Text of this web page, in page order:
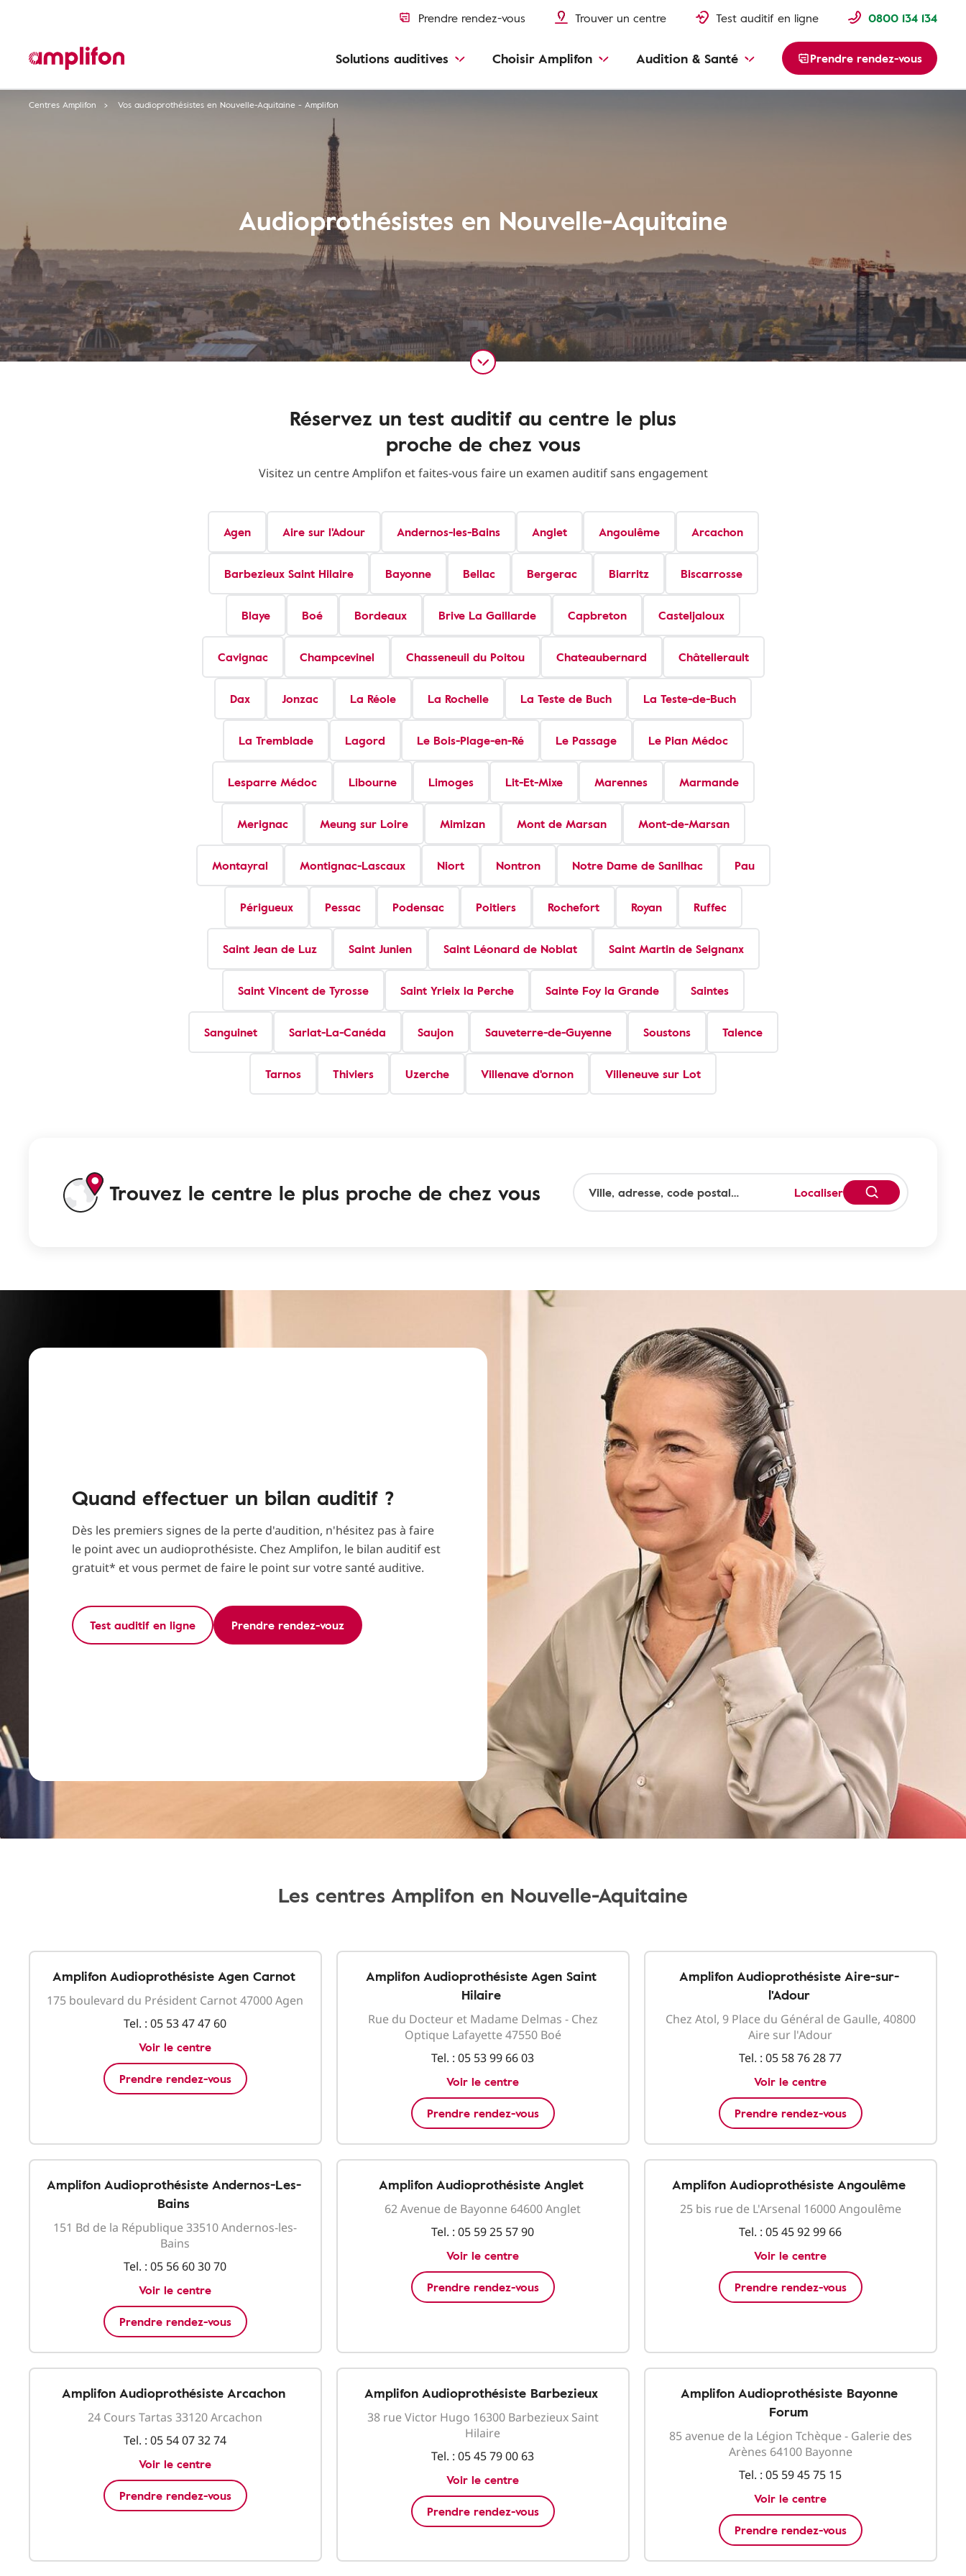
Prendre rendez-vous Trouver un centre Test auditif en ligne 0800 134 134
Solutions auditives Choisir Amplifon Audition & Santé Prendre rendez-vous
Centres Amplifon Vos audioprothésistes en Nouvelle-Aquitaine - Amplifon
Audioprothésistes en Nouvelle-Aquitaine
Réservez un test auditif au centre le plus
proche de chez vous
Visitez un centre Amplifon et faites-vous faire un examen auditif sans engagement
Agen Aire sur l'Adour Andernos-les-Bains Anglet Angoulême Arcachon
Barbezieux Saint Hilaire Bayonne Bellac Bergerac Biarritz Biscarrosse
Blaye Boé Bordeaux Brive La Gaillarde Capbreton Casteljaloux
Cavignac Champcevinel Chasseneuil du Poitou Chateaubernard Châtellerault
Dax Jonzac La Réole La Rochelle La Teste de Buch La Teste-de-Buch
La Tremblade Lagord Le Bois-Plage-en-Ré Le Passage Le Pian Médoc
Lesparre Médoc Libourne Limoges Lit-Et-Mixe Marennes Marmande
Merignac Meung sur Loire Mimizan Mont de Marsan Mont-de-Marsan
Montayral Montignac-Lascaux Niort Nontron Notre Dame de Sanilhac Pau
Périgueux Pessac Podensac Poitiers Rochefort Royan Ruffec
Saint Jean de Luz Saint Junien Saint Léonard de Noblat Saint Martin de Seignanx
Saint Vincent de Tyrosse Saint Yrieix la Perche Sainte Foy la Grande Saintes
Sanguinet Sarlat-La-Canéda Saujon Sauveterre-de-Guyenne Soustons Talence
Tarnos Thiviers Uzerche Villenave d'ornon Villeneuve sur Lot
Trouvez le centre le plus proche de chez vous Localiser
Quand effectuer un bilan auditif ?
Dès les premiers signes de la perte d'audition, n'hésitez pas à faire
le point avec un audioprothésiste. Chez Amplifon, le bilan auditif est
gratuit* et vous permet de faire le point sur votre santé auditive.
Test auditif en ligne Prendre rendez-vouz
Les centres Amplifon en Nouvelle-Aquitaine
Amplifon Audioprothésiste Agen Carnot
175 boulevard du Président Carnot 47000 Agen
Tel. : 05 53 47 47 60
Voir le centre
Prendre rendez-vous
Amplifon Audioprothésiste Agen Saint
Hilaire
Rue du Docteur et Madame Delmas - Chez
Optique Lafayette 47550 Boé
Tel. : 05 53 99 66 03
Voir le centre
Prendre rendez-vous
Amplifon Audioprothésiste Aire-sur-
l'Adour
Chez Atol, 9 Place du Général de Gaulle, 40800
Aire sur l'Adour
Tel. : 05 58 76 28 77
Voir le centre
Prendre rendez-vous
Amplifon Audioprothésiste Andernos-Les-
Bains
151 Bd de la République 33510 Andernos-les-
Bains
Tel. : 05 56 60 30 70
Voir le centre
Prendre rendez-vous
Amplifon Audioprothésiste Anglet
62 Avenue de Bayonne 64600 Anglet
Tel. : 05 59 25 57 90
Voir le centre
Prendre rendez-vous
Amplifon Audioprothésiste Angoulême
25 bis rue de L'Arsenal 16000 Angoulême
Tel. : 05 45 92 99 66
Voir le centre
Prendre rendez-vous
Amplifon Audioprothésiste Arcachon
24 Cours Tartas 33120 Arcachon
Tel. : 05 54 07 32 74
Voir le centre
Prendre rendez-vous
Amplifon Audioprothésiste Barbezieux
38 rue Victor Hugo 16300 Barbezieux Saint
Hilaire
Tel. : 05 45 79 00 63
Voir le centre
Prendre rendez-vous
Amplifon Audioprothésiste Bayonne
Forum
85 avenue de la Légion Tchèque - Galerie des
Arènes 64100 Bayonne
Tel. : 05 59 45 75 15
Voir le centre
Prendre rendez-vous